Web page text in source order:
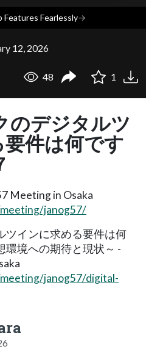
Features Fearlessly→
12, 2026
48 1
のデジタルツ
件は何です
Meeting in Osaka
janog57/
ツインに求める要件は何
環境への期待と現状～ -
janog57/digital-